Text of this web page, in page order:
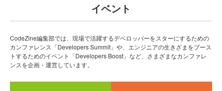
イベント
CodeZine編集部では、現場で活躍するデベロッパーをスターにするための
カンファレンス「Developers Summit」や、エンジニアの生きざまをブース
トするためのイベント「Developers Boost」など、さまざまなカンファレ
ンスを企画・運営しています。